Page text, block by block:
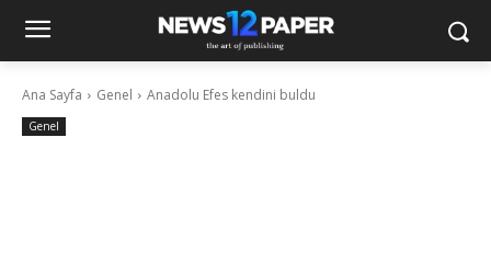
Ana Sayfa Genel Anadolu Efes kendini buldu
Genel